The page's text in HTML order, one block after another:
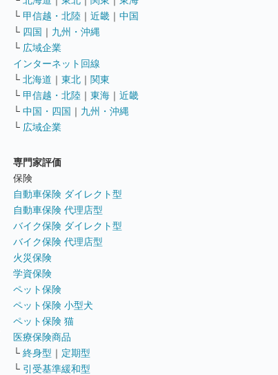
└ 甲信越・北陸 ｜ 近畿 ｜ 中国
└ 四国 ｜ 九州・沖縄
└ 広域企業
インターネット回線
└ 北海道 ｜ 東北 ｜ 関東
└ 甲信越・北陸 ｜ 東海 ｜ 近畿
└ 中国・四国 ｜ 九州・沖縄
└ 広域企業
専門家評価
保険
自動車保険 ダイレクト型
自動車保険 代理店型
バイク保険 ダイレクト型
バイク保険 代理店型
火災保険
学資保険
ペット保険
ペット保険 小型犬
ペット保険 猫
医療保険商品
└ 終身型 ｜ 定期型
└ 引受基準緩和型